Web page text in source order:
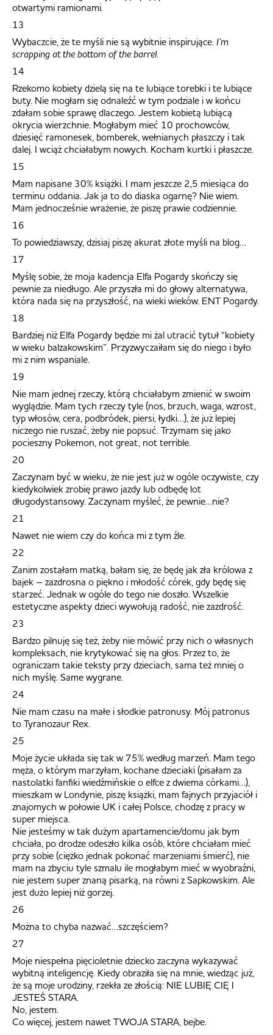
otwartymi ramionami.
13
Wybaczcie, że te myśli nie są wybitnie inspirujące. I’m
scrapping at the bottom of the barrel.
14
Rzekomo kobiety dzielą się na te lubiące torebki i te lubiące
buty. Nie mogłam się odnaleźć w tym podziale i w końcu
zdałam sobie sprawę dlaczego. Jestem kobietą lubiącą
okrycia wierzchnie. Mogłabym mieć 10 prochowców,
dziesięć ramonesek, bomberek, wełnianych płaszczy i tak
dalej. I wciąż chciałabym nowych. Kocham kurtki i płaszcze.
15
Mam napisane 30% książki. I mam jeszcze 2,5 miesiąca do
terminu oddania. Jak ja to do diaska ogarnę? Nie wiem.
Mam jednocześnie wrażenie, że piszę prawie codziennie.
16
To powiedziawszy, dzisiaj piszę akurat złote myśli na blog…
17
Myślę sobie, że moja kadencja Elfa Pogardy skończy się
pewnie za niedługo. Ale przyszła mi do głowy alternatywa,
która nada się na przyszłość, na wieki wieków. ENT Pogardy.
18
Bardziej niż Elfa Pogardy będzie mi żal utracić tytuł “kobiety
w wieku balzakowskim”. Przyzwyczaiłam się do niego i było
mi z nim wspaniale.
19
Nie mam jednej rzeczy, którą chciałabym zmienić w swoim
wyglądzie. Mam tych rzeczy tyle (nos, brzuch, waga, wzrost,
typ włosów, cera, podbródek, piersi, łydki…), że już lepiej
niczego nie ruszać, żeby nie popsuć. Trzymam się jako
pocieszny Pokemon, not great, not terrible.
20
Zaczynam być w wieku, że nie jest już w ogóle oczywiste, czy
kiedykolwiek zrobię prawo jazdy lub odbędę lot
długodystansowy. Zaczynam myśleć, że pewnie…nie?
21
Nawet nie wiem czy do końca mi z tym źle.
22
Zanim zostałam matką, bałam się, że będę jak zła królowa z
bajek – zazdrosna o piękno i młodość córek, gdy będę się
starzeć. Jednak w ogóle do tego nie doszło. Wszelkie
estetyczne aspekty dzieci wywołują radość, nie zazdrość.
23
Bardzo pilnuję się też, żeby nie mówić przy nich o własnych
kompleksach, nie krytykować się na głos. Przez to, że
ograniczam takie teksty przy dzieciach, sama też mniej o
nich myślę. Same wygrane.
24
Nie mam czasu na małe i słodkie patronusy. Mój patronus
to Tyranozaur Rex.
25
Moje życie układa się tak w 75% według marzeń. Mam tego
męża, o którym marzyłam, kochane dzieciaki (pisałam za
nastolatki fanfiki wiedźmińskie o elfce z dwiema córkami…),
mieszkam w Londynie, piszę książki, mam fajnych przyjaciół i
znajomych w połowie UK i całej Polsce, chodzę z pracy w
super miejsca.
Nie jesteśmy w tak dużym apartamencie/domu jak bym
chciała, po drodze odeszło kilka osób, które chciałam mieć
przy sobie (ciężko jednak pokonać marzeniami śmierć), nie
mam na zbyciu tyle szmalu ile mogłabym mieć w wyobraźni,
nie jestem super znaną pisarką, na równi z Sapkowskim. Ale
jest dużo lepiej niż gorzej.
26
Można to chyba nazwać…szczęściem?
27
Moje niespełna pięcioletnie dziecko zaczyna wykazywać
wybitną inteligencję. Kiedy obraziła się na mnie, wiedząc już,
że są moje urodziny, rzekła ze złością: NIE LUBIĘ CIĘ I
JESTEŚ STARA.
No, jestem.
Co więcej, jestem nawet TWOJA STARA, bejbe.